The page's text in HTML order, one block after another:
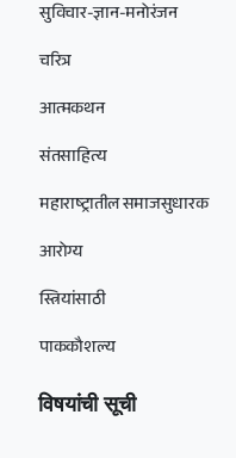
सुविचार-ज्ञान-मनोरंजन
चरित्र
आत्मकथन
संतसाहित्य
महाराष्ट्रातील समाजसुधारक
आरोग्य
स्त्रियांसाठी
पाककौशल्य
विषयांची सूची